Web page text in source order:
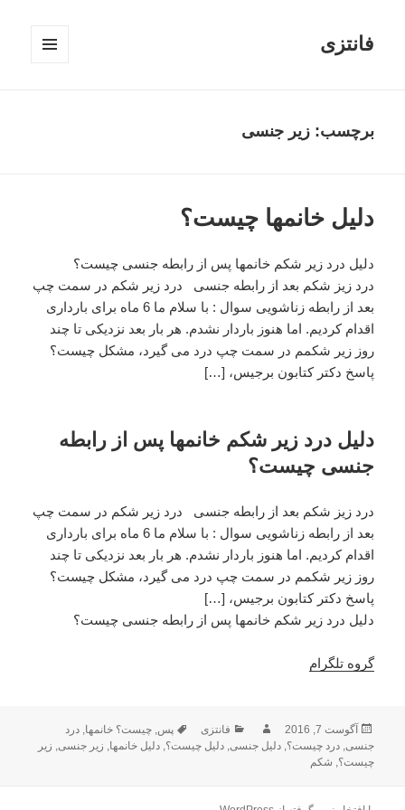
فانتزی
برچسب: زیر جنسی
دلیل خانمها چیست؟
دلیل درد زیر شکم خانمها پس از رابطه جنسی چیست؟
درد زیز شکم بعد از رابطه جنسی درد زیر شکم در سمت چپ
بعد از رابطه زناشویی سوال : با سلام ما 6 ماه برای بارداری
اقدام کردیم. اما هنوز باردار نشدم. هر بار بعد نزدیکی تا چند
روز زیر شکمم در سمت چپ درد می گیرد، مشکل چیست؟
پاسخ دکتر کتابون برجیس، […]
دلیل درد زیر شکم خانمها پس از رابطه
جنسی چیست؟
درد زیز شکم بعد از رابطه جنسی درد زیر شکم در سمت چپ
بعد از رابطه زناشویی سوال : با سلام ما 6 ماه برای بارداری
اقدام کردیم. اما هنوز باردار نشدم. هر بار بعد نزدیکی تا چند
روز زیر شکمم در سمت چپ درد می گیرد، مشکل چیست؟
پاسخ دکتر کتابون برجیس، […]
دلیل درد زیر شکم خانمها پس از رابطه جنسی چیست؟
گروه تلگرام
ارسال
شده
در
آگوست 7, 2016 نویسندهدسته‌ها
فانتزی برچسب‌ها
پس,چیست؟ خانمها,درد
جنسی,درد چیست؟,دلیل جنسی,دلیل چیست؟,دلیل خانمها, زیر جنسی, زیر
چیست؟, شکم